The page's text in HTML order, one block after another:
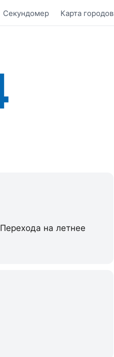
Секундомер Карта городов
на летнее